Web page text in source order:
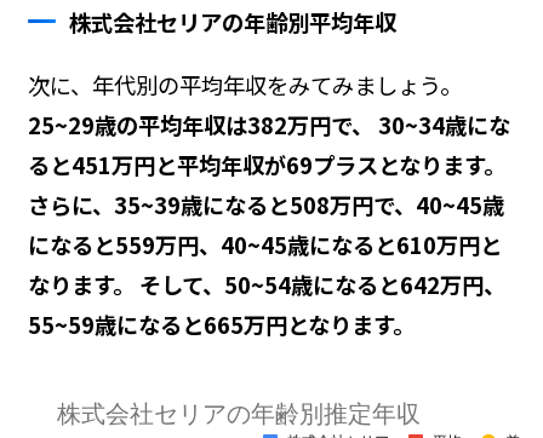
株式会社セリアの年齢別平均年収
次に、年代別の平均年収をみてみましょう。
25~29歳の平均年収は382万円で、 30~34歳にな
ると451万円と平均年収が69プラスとなります。
さらに、35~39歳になると508万円で、40~45歳
になると559万円、40~45歳になると610万円と
なります。 そして、50~54歳になると642万円、
55~59歳になると665万円となります。